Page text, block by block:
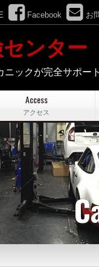
Facebook お
ンター
ックが完全サポート
Access
アクセス